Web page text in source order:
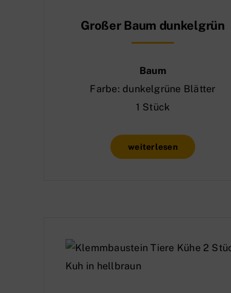
Großer Baum dunkelgrün
Baum
Farbe: dunkelgrüne Blätter
1 Stück
weiterlesen